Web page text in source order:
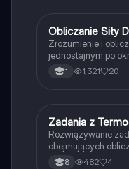
Fizyka
Obliczanie Siły
Zrozumienie i
jednostajnym po
dotyczących
prędkość,
1 1,321 20
Fizyka
Zadania z
Rozwiązywanie
obejmujących
temperaturą,
8 482 4